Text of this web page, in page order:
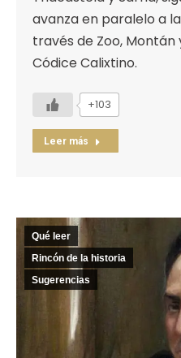
avanza en paralelo a
través de Zoo,
Códice Calixtino.
+103
Leer más
Qué leer
Rincón de la historia
Sugerencias